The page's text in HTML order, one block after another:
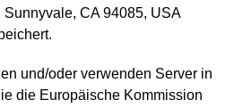
Sunnyvale, CA 94085, USA
und/oder verwenden Server in
die Europäische Kommission